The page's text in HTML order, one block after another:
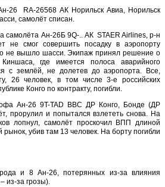
26 RA-26568 АК Норильск Авиа, Норильск
самолёт списан.
самолёта Ан-26Б 9Q-.. АК STAER Airlines, р-н
не смог совершить посадку в аэропорту
не вышло шасси. Экипаж принял решение о
где имеется полоса аварийного
с землёй, не долетев до аэропорта. Все,
26 человек, в том числе 3-е российских
Конго по контракту, погибли.
Ан-26 9T-TAD ВВС ДР Конго, Бонде (ДР
прорулил и попытался взлететь снова. На
лопнул, самолёт проскочил ВПП длиной
убив там 13 человек. На борту погибли
и 8 Ан-26, потерянных из-за влияния
из-за грозы).